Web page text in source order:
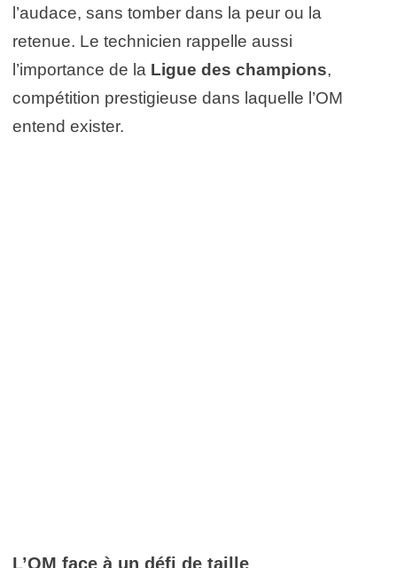
l’audace, sans tomber dans la peur ou la
retenue. Le technicien rappelle aussi
l’importance de la Ligue des champions,
compétition prestigieuse dans laquelle l’OM
entend exister.
L’OM face à un défi de taille